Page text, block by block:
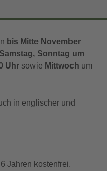
bis Mitte November
Sonntag um
Uhr sowie Mittwoch um
in englischer und
Jahren kostenfrei.